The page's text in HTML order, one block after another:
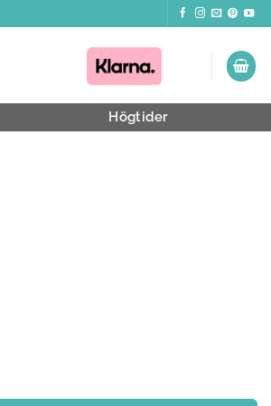
Högtider